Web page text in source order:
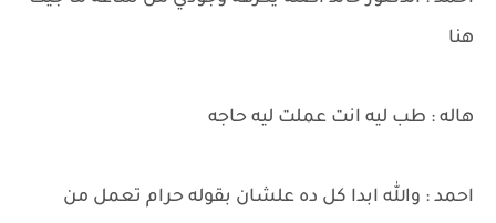
هنا
هاله : طب ليه انت عملت ليه حاجه
احمد : والله ابدا كل ده علشان بقوله حرام تعمل من